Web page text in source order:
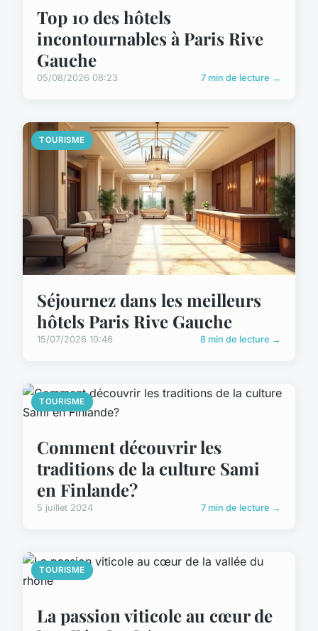
Top 10 des hôtels
incontournables à Paris Rive
Gauche
05/08/2026 08:23 7 min de lecture →
TOURISME
Séjournez dans les meilleurs
hôtels Paris Rive Gauche
15/07/2026 10:46 8 min de lecture →
TOURISME
Comment découvrir les
traditions de la culture Sami
en Finlande?
5 juillet 2024 7 min de lecture →
TOURISME
La passion viticole au cœur de